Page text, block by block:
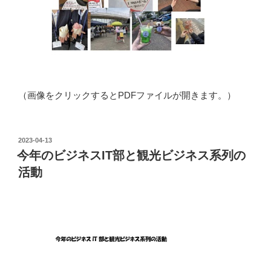
（画像をクリックするとPDFファイルが開きます。）
投
稿
日:
2023-04-13
今年のビジネスIT部と観光ビジネス系列の
活動